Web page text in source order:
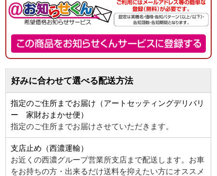
好みに合わせて選べる配送方法
指定のご住所までお届け（アートセッティングデリバリ
ー 家財おまかせ便）
指定のご住所までお届けさせていただきます。
支店止め（西濃運輸）
お近くの西濃グループ営業所支店まで配送します。お車
をお持ちの方・出来るだけ送料を抑えたい方にオススメ